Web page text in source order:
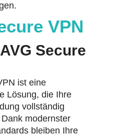
VPN
Secure
ist eine
Lösung, die Ihre
vollständig
modernster
bleiben Ihre